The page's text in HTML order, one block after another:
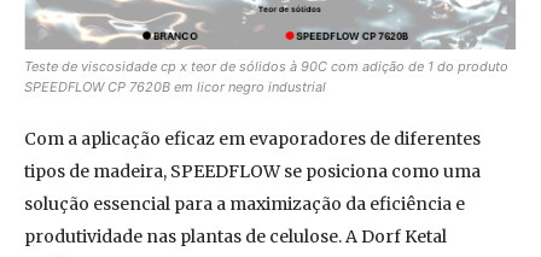
Teste de viscosidade cp x teor de sólidos à 90C com adição de 1 do produto
SPEEDFLOW CP 7620B em licor negro industrial
Com a aplicação eficaz em evaporadores de diferentes
tipos de madeira, SPEEDFLOW se posiciona como uma
solução essencial para a maximização da eficiência e
produtividade nas plantas de celulose. A Dorf Ketal